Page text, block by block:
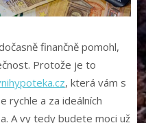
finančně pomohl,
Protože je to
, která vám s
rychle a za ideálních
A vy tedy budete moci už